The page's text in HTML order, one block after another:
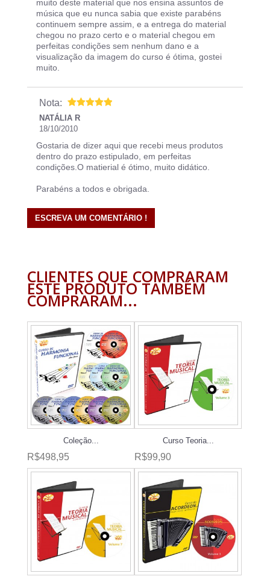
muito deste material que nos ensina assuntos de
música que eu nunca sabia que existe parabéns
continuem sempre assim, e a entrega do material
chegou no prazo certo e o material chegou em
perfeitas condições sem nenhum dano e a
visualização da imagem do curso é ótima, gostei
muito.
Nota:
NATÁLIA R
18/10/2010
Gostaria de dizer aqui que recebi meus produtos
dentro do prazo estipulado, em perfeitas
condições.O matierial é ótimo, muito didático.
Parabéns a todos e obrigada.
ESCREVA UM COMENTÁRIO !
CLIENTES QUE COMPRARAM
ESTE PRODUTO TAMBÉM
COMPRARAM...
Coleção...
R$498,95
Curso Teoria...
R$99,90